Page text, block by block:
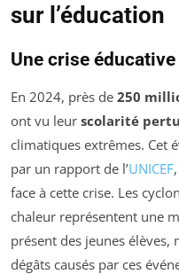
sur l’éducation
Une crise
En 2024, près de 250
ont vu leur scolarité
climatiques extrêmes. Cet
par un rapport de l’UNICEF
face à cette crise. Les
chaleur représentent une
présent des jeunes élèves,
dégâts causés par ces